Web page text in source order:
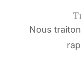
Nous